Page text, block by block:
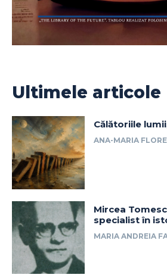
Ultimele articole
Călătoriile
ANA-MARIA
Mircea
specialist în
MARIA ANDREIA